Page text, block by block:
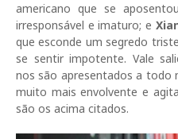
americano que se
irresponsável e imaturo; e
que esconde um segredo
se sentir impotente. Vale
nos são apresentados a todo
muito mais envolvente e
são os acima citados.